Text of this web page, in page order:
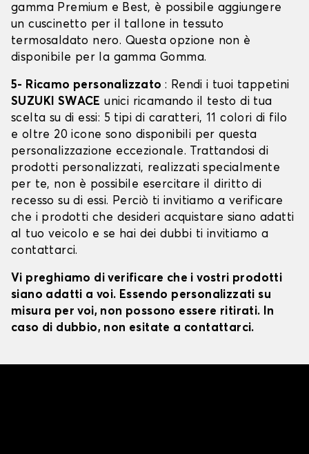
gamma Premium e Best, è possibile aggiungere
un cuscinetto per il tallone in tessuto
termosaldato nero. Questa opzione non è
disponibile per la gamma Gomma.
5- Ricamo personalizzato : Rendi i tuoi tappetini
SUZUKI SWACE unici ricamando il testo di tua
scelta su di essi: 5 tipi di caratteri, 11 colori di filo
e oltre 20 icone sono disponibili per questa
personalizzazione eccezionale. Trattandosi di
prodotti personalizzati, realizzati specialmente
per te, non è possibile esercitare il diritto di
recesso su di essi. Perciò ti invitiamo a verificare
che i prodotti che desideri acquistare siano adatti
al tuo veicolo e se hai dei dubbi ti invitiamo a
contattarci.
Vi preghiamo di verificare che i vostri prodotti
siano adatti a voi. Essendo personalizzati su
misura per voi, non possono essere ritirati. In
caso di dubbio, non esitate a contattarci.